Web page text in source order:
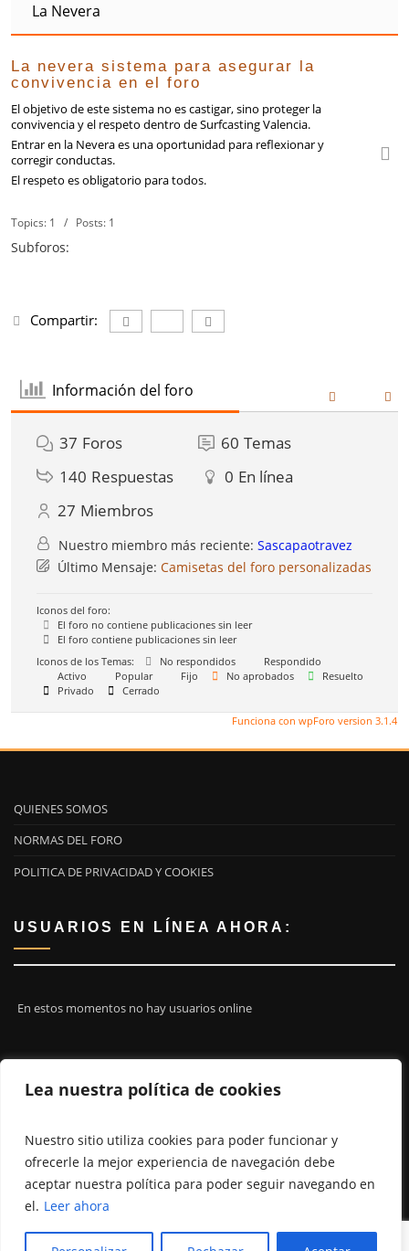
Lea nuestra política de cookies
Nuestro sitio utiliza cookies para poder funcionar y
ofrecerle la mejor experiencia de navegación debe
aceptar nuestra política para poder seguir navegando en
el. Leer ahora
La Nevera
La nevera sistema para asegurar la
convivencia en el foro
El objetivo de este sistema no es castigar, sino proteger la
convivencia y el respeto dentro de Surfcasting Valencia.
Entrar en la Nevera es una oportunidad para reflexionar y
corregir conductas.
El respeto es obligatorio para todos.
Topics: 1 / Posts: 1
Subforos:
Compartir:
Información del foro
37 Foros 60 Temas
140 Respuestas 0 En línea
27 Miembros
Nuestro miembro más reciente:Sascapaotravez
Último Mensaje:Camisetas del foro personalizadas
Iconos del foro:
El foro no contiene publicaciones sin leer
El foro contiene publicaciones sin leer
Iconos de los Temas:
No respondidos
Respondido
Activo
Popular Fijo No aprobados
Resuelto
Privado
Cerrado
Funciona con wpForo version 3.1.4
QUIENES SOMOS
NORMAS DEL FORO
POLITICA DE PRIVACIDAD Y COOKIES
USUARIOS EN LÍNEA AHORA:
En estos momentos no hay usuarios online
¡ÚNETE A NOSOTROS!